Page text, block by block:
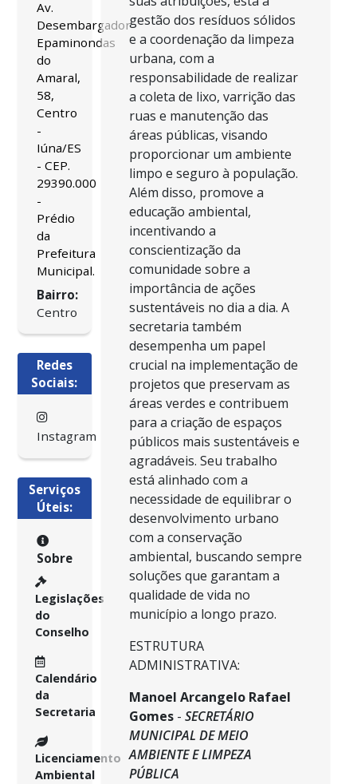
Av.
Desembargador
Epaminondas
do
Amaral,
58,
Centro
-
Iúna/ES
- CEP.
29390.000
-
Prédio
da
Prefeitura
Municipal.
Bairro:
Centro
Redes
Sociais:
Instagram
Serviços
Úteis:
Sobre
Legislações
do
Conselho
Calendário
da
Secretaria
Licenciamento
Ambiental
gestão dos resíduos sólidos
e a coordenação da limpeza
urbana, com a
responsabilidade de realizar
a coleta de lixo, varrição das
ruas e manutenção das
áreas públicas, visando
proporcionar um ambiente
limpo e seguro à população.
Além disso, promove a
educação ambiental,
incentivando a
conscientização da
comunidade sobre a
importância de ações
sustentáveis no dia a dia. A
secretaria também
desempenha um papel
crucial na implementação de
projetos que preservam as
áreas verdes e contribuem
para a criação de espaços
públicos mais sustentáveis e
agradáveis. Seu trabalho
está alinhado com a
necessidade de equilibrar o
desenvolvimento urbano
com a conservação
ambiental, buscando sempre
soluções que garantam a
qualidade de vida no
município a longo prazo.
ESTRUTURA
ADMINISTRATIVA:
Manoel Arcangelo Rafael
Gomes- SECRETÁRIO
MUNICIPAL DE MEIO
AMBIENTE E LIMPEZA
PÚBLICA